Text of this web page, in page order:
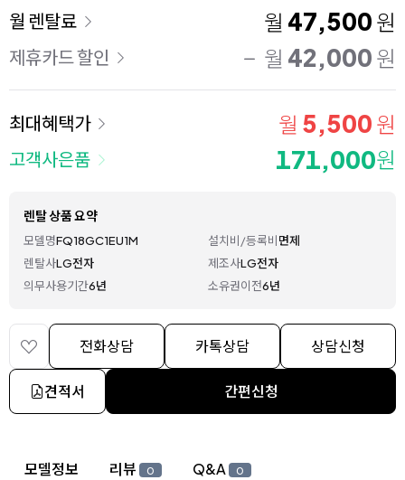
이용 요금
월 렌탈료 월 47,500 원
제휴카드 할인 월 42,000 원
최대혜택가 월 5,500 원
고객사은품 171,000원
렌탈 상품 요약
모델명FQ18GC1EU1M 설치비/등록비면제
렌탈사LG전자 제조사LG전자
의무사용기간6년 소유권이전6년
전화상담 카톡상담 상담신청
견적서 간편신청
상세 정보
모델정보 리뷰 0 Q&A 0